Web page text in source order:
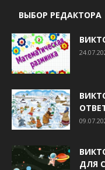
ВЫБОР РЕДАКТОРА
ДЛЯ